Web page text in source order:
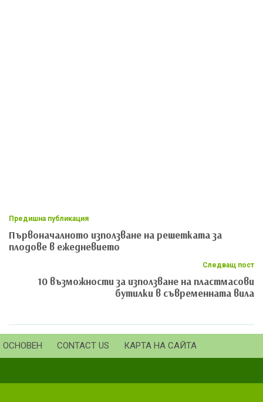
Предишна публикация
Първоначалното използване на решетката за
плодове в ежедневието
Следващ пост
10 възможности за използване на пластмасови
бутилки в съвременната вила
ОСНОВЕН CONTACT US КАРТА НА САЙТА